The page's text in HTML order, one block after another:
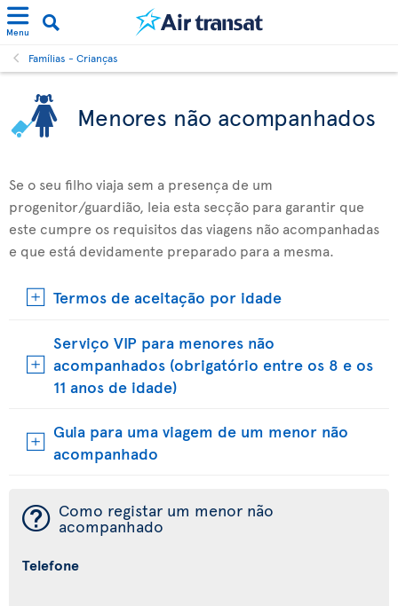
Menu
Famílias - Crianças
Menores não acompanhados
Se o seu filho viaja sem a presença de um
progenitor/guardião, leia esta secção para garantir que
este cumpre os requisitos das viagens não acompanhadas
e que está devidamente preparado para a mesma.
Termos de aceitação por idade
Serviço VIP para menores não
acompanhados (obrigatório entre os 8 e os
11 anos de idade)
Guia para uma viagem de um menor não
acompanhado
¯ Como registar um menor não
acompanhado
Telefone